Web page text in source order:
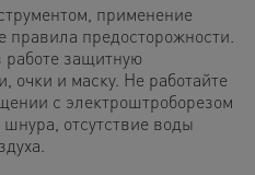
применение
правила предосторожности.
работе защитную
очки и маску. Не работайте
с электроштроборезом
отсутствие воды